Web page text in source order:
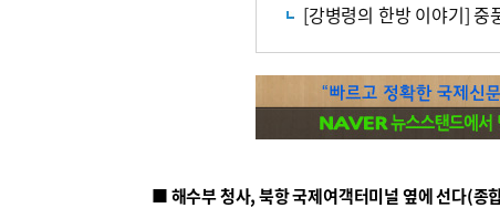
[강병령의 한방 이야기] 중
■ 해수부 청사, 북항 국제여객터미널 옆에 선다(종